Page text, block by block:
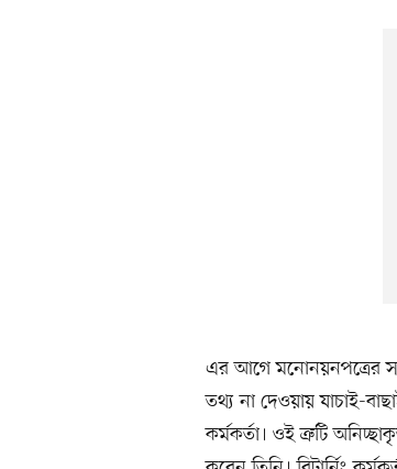
এর আগে মনোনয়নপত্রের
তথ্য না দেওয়ায় যাচাই-
কর্মকর্তা। ওই ত্রুটি